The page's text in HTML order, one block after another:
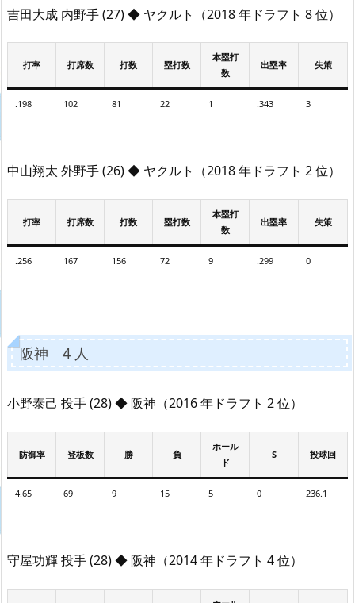
吉田大成 内野手 (27) ◆ ヤクルト（2018 年ドラフト 8 位）
打率 打席数 打数 塁打数
本塁打
数
出塁率 失策
.198 102 81 22 1 .343 3
中山翔太 外野手 (26) ◆ ヤクルト（2018 年ドラフト 2 位）
打率 打席数 打数 塁打数
本塁打
数
出塁率 失策
.256 167 156 72 9 .299 0
阪神 4 人
小野泰己 投手 (28) ◆ 阪神（2016 年ドラフト 2 位）
防御率 登板数 勝 負
ホール
ド
S 投球回
4.65 69 9 15 5 0 236.1
守屋功輝 投手 (28) ◆ 阪神（2014 年ドラフト 4 位）